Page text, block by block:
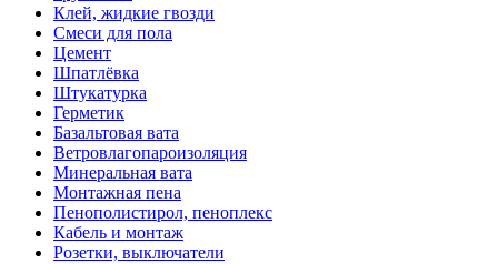
Клей, жидкие гвозди
Смеси для пола
Цемент
Шпатлёвка
Штукатурка
Герметик
Базальтовая вата
Ветровлагопароизоляция
Минеральная вата
Монтажная пена
Пенополистирол, пеноплекс
Кабель и монтаж
Розетки, выключатели